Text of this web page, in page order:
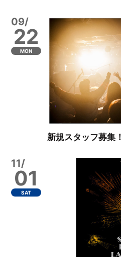
09/
22
MON
新規スタッフ募集！
11/
01
SAT